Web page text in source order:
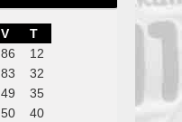
V
T
86
12
83
32
49
35
50
40